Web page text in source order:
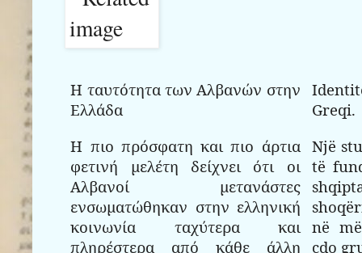
Η ταυτότητα των Αλβανών στην
Ελλάδα
Η πιο πρόσφατη και πιο άρτια
φετινή μελέτη δείχνει ότι οι
Αλβανοί μετανάστες
ενσωματώθηκαν στην ελληνική
κοινωνία ταχύτερα και
πληρέστερα από κάθε άλλη
Greqi.
Një
të
në
çdo